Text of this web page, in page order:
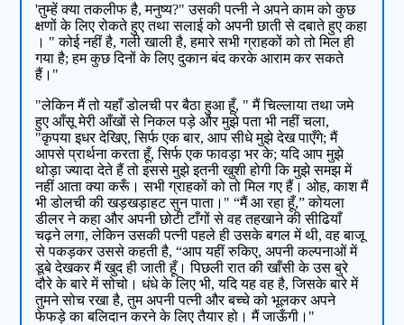
'तुम्हें क्या तकलीफ है, मनुष्य?" उसकी पत्नी ने अपने काम को कुछ
क्षणों के लिए रोकते हुए तथा सलाई को अपनी छाती से दबाते हुए कहा
। " कोई नहीं है, गली खाली है, हमारे सभी ग्राहकों को तो मिल ही
गया है; हम कुछ दिनों के लिए दुकान बंद करके आराम कर सकते
हैं।"
"लेकिन मैं तो यहाँ डोलची पर बैठा हुआ हूँ, " मैं चिल्लाया तथा जमे
हुए आँसू मेरी आँखों से निकल पड़े और मुझे पता भी नहीं चला,
"कृपया इधर देखिए, सिर्फ एक बार, आप सीधे मुझे देख पाएँगे; मैं
आपसे प्रार्थना करता हूँ, सिर्फ एक फावड़ा भर के; यदि आप मुझे
थोड़ा ज्यादा देते हैं तो इससे मुझे इतनी खुशी होगी कि मुझे समझ में
नहीं आता क्या करूँ। सभी ग्राहकों को तो मिल गए हैं। ओह, काश मैं
भी डोलची की खड़खड़ाहट सुन पाता।" “मैं आ रहा हूँ,” कोयला
डीलर ने कहा और अपनी छोटी टाँगों से वह तहखाने की सीढियाँ
चढ़ने लगा, लेकिन उसकी पत्नी पहले ही उसके बगल में थी, वह बाजू
से पकड़कर उससे कहती है, “आप यहीं रुकिए, अपनी कल्पनाओं में
डूबे देखकर मैं खुद ही जाती हूँ। पिछली रात की खाँसी के उस बुरे
दौरे के बारे में सोचो। धंधे के लिए भी, यदि यह वह है, जिसके बारे में
तुमने सोच रखा है, तुम अपनी पत्नी और बच्चे को भूलकर अपने
फेफड़े का बलिदान करने के लिए तैयार हो। मैं जाऊँगी।"